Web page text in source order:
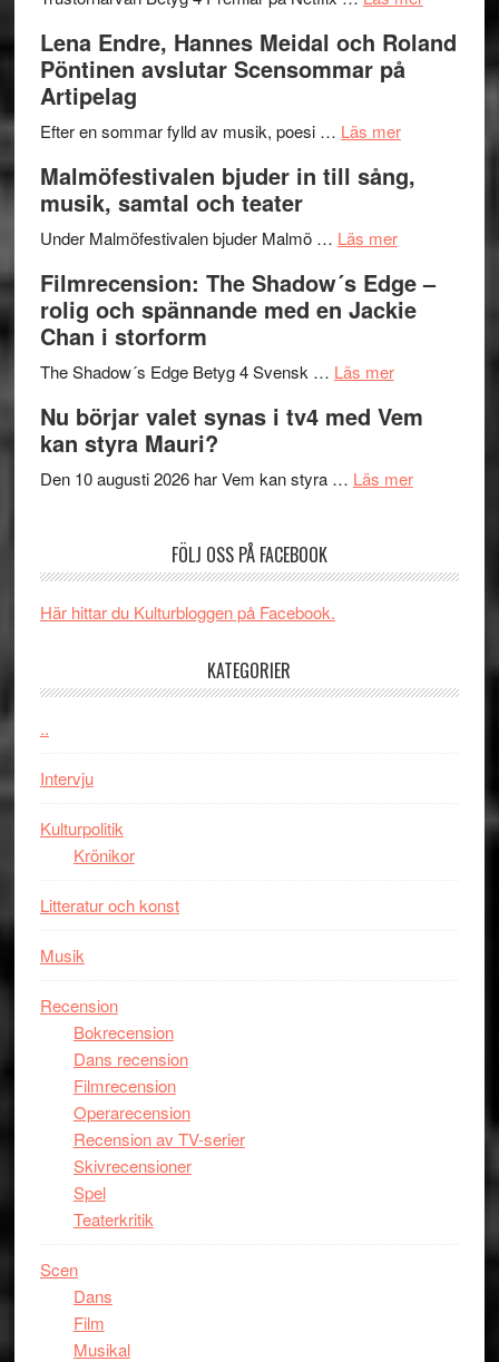
I
Delvis
genrens
terräng
på
Lena Endre, Hannes Meidal och Roland
Pöntinen avslutar Scensommar på
Artipelag
Efter en sommar fylld av musik, poesi … Läs merom
Endre,
Roland
Pöntinen
Artipelag
Malmöfestivalen bjuder in till sång,
musik, samtal och teater
Under Malmöfestivalen bjuder Malmö … Läs merom
bjuder
in
samtal
teater
Filmrecension: The Shadow´s Edge –
rolig och spännande med en Jackie
Chan i storform
The Shadow´s Edge Betyg 4 Svensk … Läs merom
The
´s
och
Jackie
Nu börjar valet synas i tv4 med Vem
kan styra Mauri?
Den 10 augusti 2026 har Vem kan styra … Läs merom
synas
Vem
FÖLJ OSS PÅ FACEBOOK
Här hittar du Kulturbloggen på Facebook.
KATEGORIER
..
Intervju
Kulturpolitik
Krönikor
Litteratur och konst
Musik
Recension
Bokrecension
Dans recension
Filmrecension
Operarecension
Recension av TV-serier
Skivrecensioner
Spel
Teaterkritik
Scen
Dans
Film
Musikal